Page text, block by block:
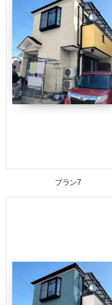
プラン7